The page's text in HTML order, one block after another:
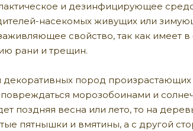
и дезинфицирующее
насекомых живущих или
свойство, так как имеет
рани и трещин.
пород
морозобоинами и
поздняя весна или лето, то на
пятнышки и вмятины, а с другой